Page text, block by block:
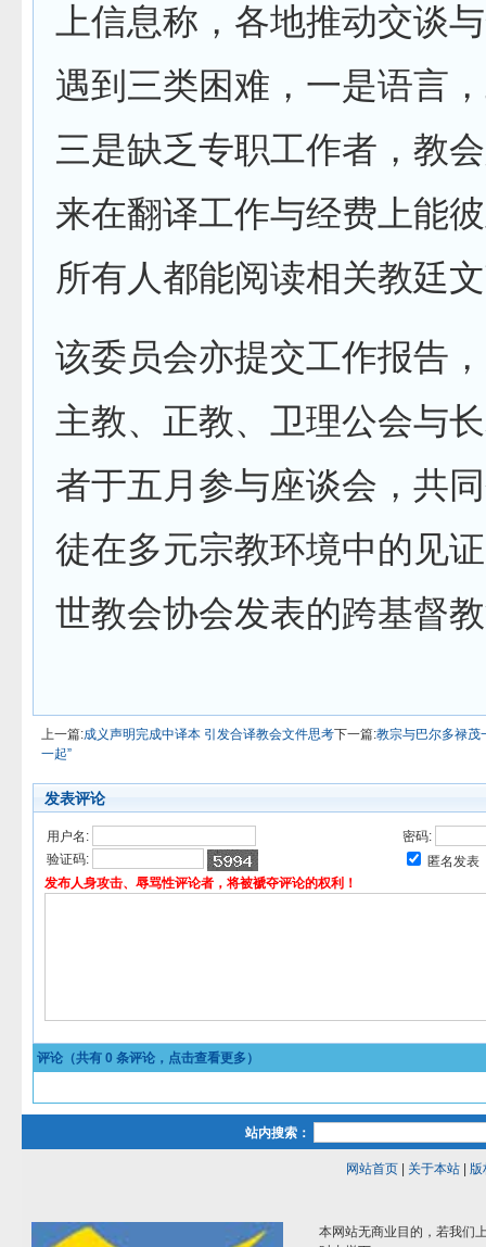
上信息称，各地推动交谈
遇到三类困难，一是语言
三是缺乏专职工作者，教
来在翻译工作与经费上能
所有人都能阅读相关教廷
该委员会亦提交工作报告
主教、正教、卫理公会与
者于五月参与座谈会，共
徒在多元宗教环境中的见
世教会协会发表的跨基督
上一篇:成义声明完成中译本 引发合译教会文件思考下一篇:教宗与巴尔多禄茂
一起”
发表评论
用户名:
密码:
验证码:
匿名发表
发布人身攻击、辱骂性评论者，将被褫夺评论的权利！
评论（共有 0 条评论，点击查看更多）
站内搜索：
网站首页| 关于本站| 版
本网站无商业目的，若我们